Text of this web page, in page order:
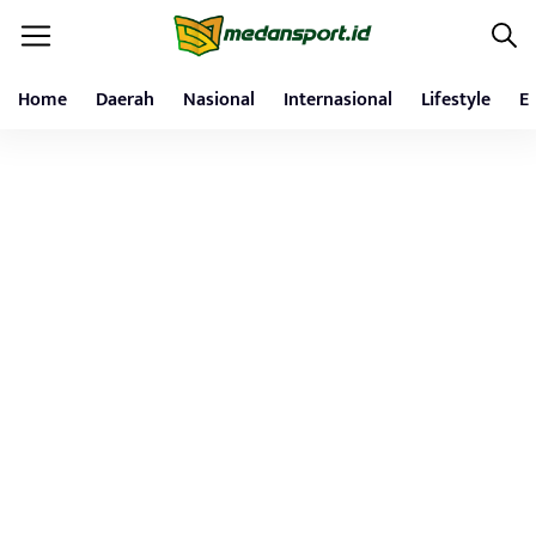
Home Daerah Nasional Internasional Lifestyle